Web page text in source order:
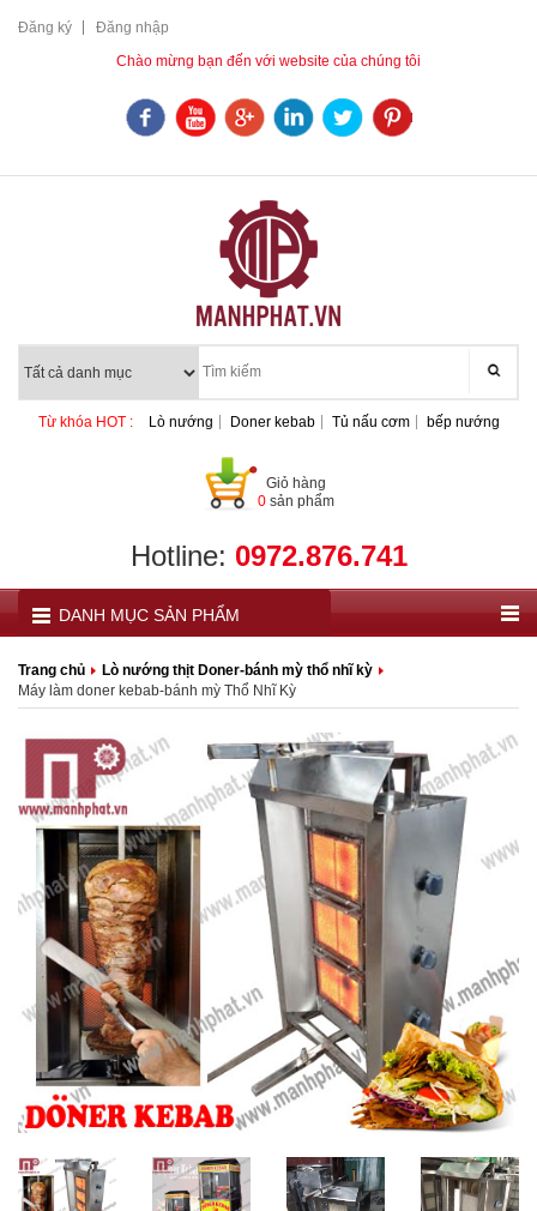
Đăng ký
Đăng nhập
Chào mừng bạn đến với website của chúng tôi
Từ khóa HOT : Lò nướng Doner kebab Tủ nấu cơm bếp nướng
Giỏ hàng
0 sản phẩm
Hotline: 0972.876.741
DANH MỤC SẢN PHẨM
Trang chủ
Lò nướng thịt Doner-bánh mỳ thổ nhĩ kỳ
Máy làm doner kebab-bánh mỳ Thổ Nhĩ Kỳ